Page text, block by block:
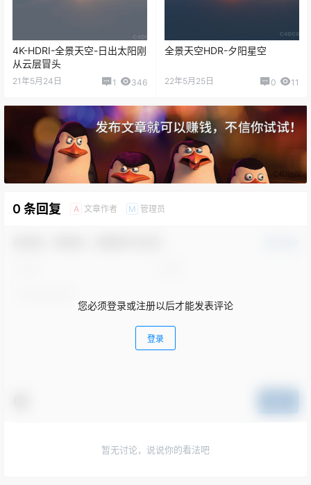
4K-HDRI-全景天空-日出太阳刚
从云层冒头
21年5月24日 1 346
全景天空HDR-夕阳星空
22年5月25日 0 11
0 条回复 A 文章作者 M 管理员
您必须登录或注册以后才能发表评论
登录
暂无讨论，说说你的看法吧